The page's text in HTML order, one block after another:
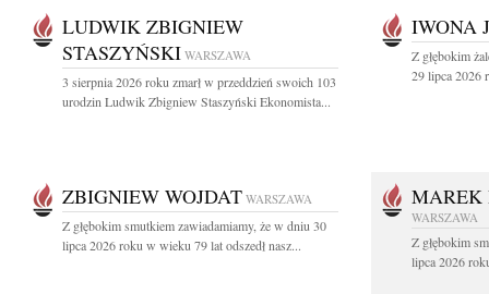
LUDWIK ZBIGNIEW
STASZYŃSKI WARSZAWA
3 sierpnia 2026 roku zmarł w przeddzień swoich 103
urodzin Ludwik Zbigniew Staszyński Ekonomista...
IWONA
Z głębokim
29 lipca 2026
ZBIGNIEW WOJDAT WARSZAWA
Z głębokim smutkiem zawiadamiamy, że w dniu 30
lipca 2026 roku w wieku 79 lat odszedł nasz...
MAREK
WARSZAWA
Z głębokim
lipca 2026